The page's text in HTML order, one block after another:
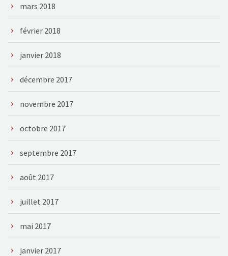
mars 2018
février 2018
janvier 2018
décembre 2017
novembre 2017
octobre 2017
septembre 2017
août 2017
juillet 2017
mai 2017
janvier 2017